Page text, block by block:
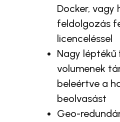
Docker, vagy
feldolgozás
licenceléssel
Nagy léptékű
volumenek
beleértve a
beolvasást
Geo-